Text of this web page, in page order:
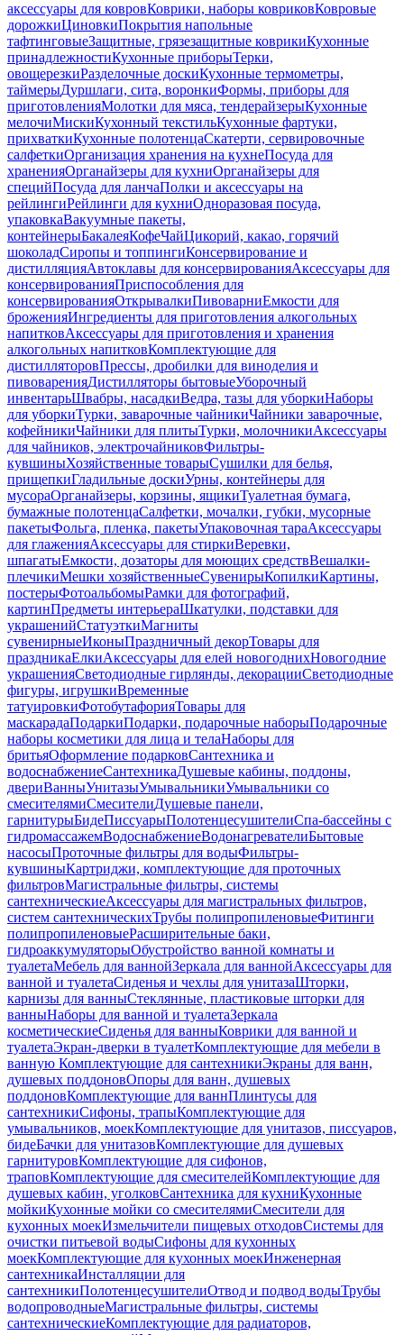
аксессуары для ковровКоврики, наборы ковриковКовровые
дорожкиЦиновкиПокрытия напольные
тафтинговыеЗащитные, грязезащитные коврикиКухонные
принадлежностиКухонные приборыТерки,
овощерезкиРазделочные доскиКухонные термометры,
таймерыДуршлаги, сита, воронкиФормы, приборы для
приготовленияМолотки для мяса, тендерайзерыКухонные
мелочиМискиКухонный текстильКухонные фартуки,
прихваткиКухонные полотенцаСкатерти, сервировочные
салфеткиОрганизация хранения на кухнеПосуда для
храненияОрганайзеры для кухниОрганайзеры для
специйПосуда для ланчаПолки и аксессуары на
рейлингиРейлинги для кухниОдноразовая посуда,
упаковкаВакуумные пакеты,
контейнерыБакалеяКофеЧайЦикорий, какао, горячий
шоколадСиропы и топпингиКонсервирование и
дистилляцияАвтоклавы для консервированияАксессуары для
консервированияПриспособления для
консервированияОткрывалкиПивоварниЕмкости для
броженияИнгредиенты для приготовления алкогольных
напитковАксессуары для приготовления и хранения
алкогольных напитковКомплектующие для
дистилляторовПрессы, дробилки для виноделия и
пивоваренияДистилляторы бытовыеУборочный
инвентарьШвабры, насадкиВедра, тазы для уборкиНаборы
для уборкиТурки, заварочные чайникиЧайники заварочные,
кофейникиЧайники для плитыТурки, молочникиАксессуары
для чайников, электрочайниковФильтры-
кувшиныХозяйственные товарыСушилки для белья,
прищепкиГладильные доскиУрны, контейнеры для
мусораОрганайзеры, корзины, ящикиТуалетная бумага,
бумажные полотенцаСалфетки, мочалки, губки, мусорные
пакетыФольга, пленка, пакетыУпаковочная тараАксессуары
для глаженияАксессуары для стиркиВеревки,
шпагатыЕмкости, дозаторы для моющих средствВешалки-
плечикиМешки хозяйственныеСувенирыКопилкиКартины,
постерыФотоальбомыРамки для фотографий,
картинПредметы интерьераШкатулки, подставки для
украшенийСтатуэткиМагниты
сувенирныеИконыПраздничный декорТовары для
праздникаЕлкиАксессуары для елей новогоднихНовогодние
украшенияСветодиодные гирлянды, декорацииСветодиодные
фигуры, игрушкиВременные
татуировкиФотобутафорияТовары для
маскарадаПодаркиПодарки, подарочные наборыПодарочные
наборы косметики для лица и телаНаборы для
бритьяОформление подарковСантехника и
водоснабжениеСантехникаДушевые кабины, поддоны,
двериВанныУнитазыУмывальникиУмывальники со
смесителямиСмесителиДушевые панели,
гарнитурыБидеПиссуарыПолотенцесушителиСпа-бассейны с
гидромассажемВодоснабжениеВодонагревателиБытовые
насосыПроточные фильтры для водыФильтры-
кувшиныКартриджи, комплектующие для проточных
фильтровМагистральные фильтры, системы
сантехническиеАксессуары для магистральных фильтров,
систем сантехническихТрубы полипропиленовыеФитинги
полипропиленовыеРасширительные баки,
гидроаккумуляторыОбустройство ванной комнаты и
туалетаМебель для ваннойЗеркала для ваннойАксессуары для
ванной и туалетаСиденья и чехлы для унитазаШторки,
карнизы для ванныСтеклянные, пластиковые шторки для
ванныНаборы для ванной и туалетаЗеркала
косметическиеСиденья для ванныКоврики для ванной и
туалетаЭкран-дверки в туалетКомплектующие для мебели в
ванную Комплектующие для сантехникиЭкраны для ванн,
душевых поддоновОпоры для ванн, душевых
поддоновКомплектующие для ваннПлинтусы для
сантехникиСифоны, трапыКомплектующие для
умывальников, моекКомплектующие для унитазов, писсуаров,
бидеБачки для унитазовКомплектующие для душевых
гарнитуровКомплектующие для сифонов,
траповКомплектующие для смесителейКомплектующие для
душевых кабин, уголковСантехника для кухниКухонные
мойкиКухонные мойки со смесителямиСмесители для
кухонных моекИзмельчители пищевых отходовСистемы для
очистки питьевой водыСифоны для кухонных
моекКомплектующие для кухонных моекИнженерная
сантехникаИнсталляции для
сантехникиПолотенцесушителиОтвод и подвод водыТрубы
водопроводныеМагистральные фильтры, системы
сантехническиеКомплектующие для радиаторов,